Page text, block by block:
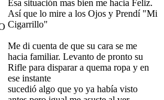
Esa situación mas bien me hacia Feliz.
Así que lo mire a los Ojos y Prendí "Mi
Cigarrillo"
Me di cuenta de que su cara se me
hacia familiar. Levanto de pronto su
Rifle para disparar a quema ropa y en
ese instante
sucedió algo que yo ya había visto